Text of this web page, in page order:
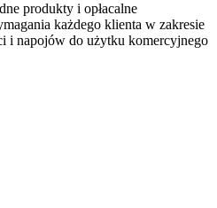
produkty i opłacalne
każdego klienta w zakresie
i napojów do użytku komercyjnego